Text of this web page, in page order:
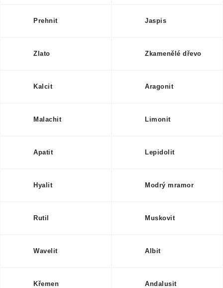
Prehnit Jaspis
Zlato Zkamenělé dřevo
Kalcit Aragonit
Malachit Limonit
Apatit Lepidolit
Hyalit Modrý mramor
Rutil Muskovit
Wavelit Albit
Křemen Andalusit